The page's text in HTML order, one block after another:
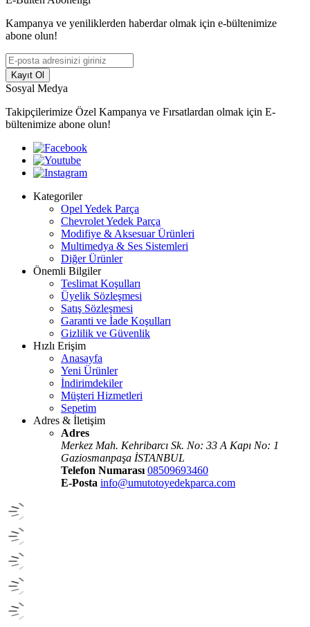
Kampanya ve yeniliklerden haberdar olmak için e-bültenimize
abone olun!
Kayıt Ol
Sosyal Medya
Takipçilerimize Özel Kampanya ve Fırsatlardan olmak için E-
bültenimize abone olun!
Kategoriler
Opel Yedek Parça
Chevrolet Yedek Parça
Modifiye & Aksesuar Ürünleri
Multimedya & Ses Sistemleri
Diğer Ürünler
Önemli Bilgiler
Teslimat Koşulları
Üyelik Sözleşmesi
Satış Sözleşmesi
Garanti ve İade Koşulları
Gizlilik ve Güvenlik
Hızlı Erişim
Anasayfa
Yeni Ürünler
İndirimdekiler
Müşteri Hizmetleri
Sepetim
Adres & İletişim
Adres
Merkez Mah. Kehribarcı Sk. No: 33 A Kapı No: 1
Gaziosmanpaşa İSTANBUL
Telefon Numarası 08509693460
E-Posta info@umutotoyedekparca.com